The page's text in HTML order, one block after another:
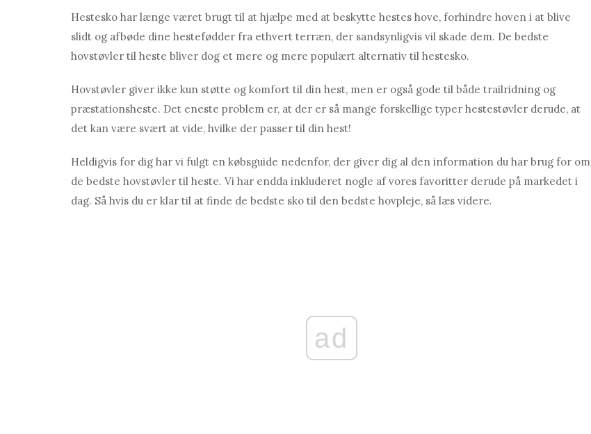
Hestesko har længe været brugt til at hjælpe med at beskytte hestes hove, forhindre hoven i at blive
slidt og afbøde dine hestefødder fra ethvert terræn, der sandsynligvis vil skade dem. De bedste
hovstøvler til heste bliver dog et mere og mere populært alternativ til hestesko.
Hovstøvler giver ikke kun støtte og komfort til din hest, men er også gode til både trailridning og
præstationsheste. Det eneste problem er, at der er så mange forskellige typer hestestøvler derude, at
det kan være svært at vide, hvilke der passer til din hest!
Heldigvis for dig har vi fulgt en købsguide nedenfor, der giver dig al den information du har brug for om
de bedste hovstøvler til heste. Vi har endda inkluderet nogle af vores favoritter derude på markedet i
dag. Så hvis du er klar til at finde de bedste sko til den bedste hovpleje, så læs videre.
ad